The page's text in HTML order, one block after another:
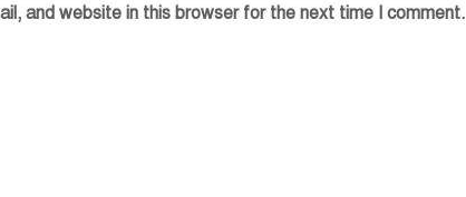
and website in this browser for the next time I comment.